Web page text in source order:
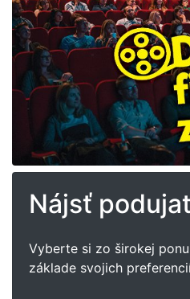
Nájsť
Vyberte si zo širokej
základe svojich